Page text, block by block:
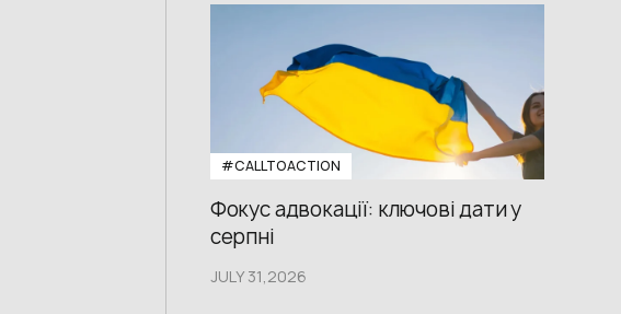
#CALLTOACTION
Фокус адвокації: ключові дати у
серпні
JULY 31,2026